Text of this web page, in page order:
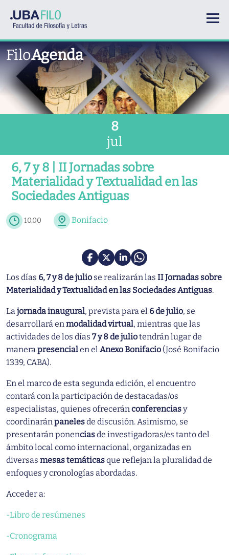
FiloAgenda
8
jul
6, 7 y 8 | II Jornadas sobre
Materialidad y Textualidad en las
Sociedades Antiguas
10:00 Bonifacio
Los días 6, 7 y 8 de julio se realizarán las II Jornadas sobre
Materialidad y Textualidad en las Sociedades Antiguas.
Lajornada inaugural, prevista para el 6 de julio, se
desarrollará enmodalidad virtual, mientras que las
actividades de los días 7 y 8 de juliotendrán lugar de
manerapresencialen elAnexo Bonifacio (José Bonifacio
1339, CABA).
En el marco de esta segunda edición, el encuentro
contará con la participación de destacadas/os
especialistas, quienes ofreceránconferenciasy
coordinaránpanelesde discusión. Asimismo, se
presentarán ponenciasde investigadoras/es tanto del
ámbito local como internacional, organizadas en
diversas mesas temáticasque reflejan la pluralidad de
enfoques y cronologías abordadas.
Acceder a:
-Libro de resúmenes
-Cronograma